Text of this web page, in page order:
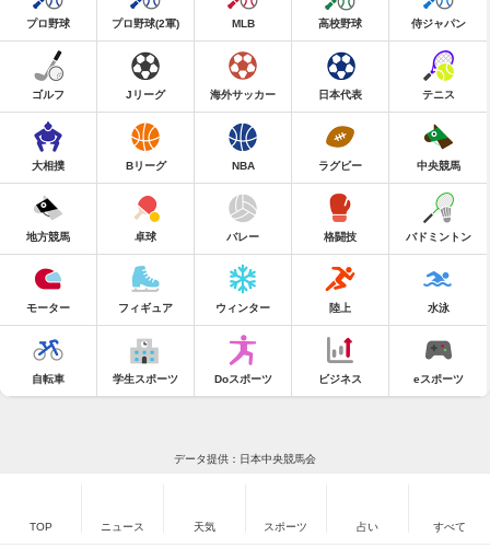
プロ野球 プロ野球(2軍) MLB 高校野球 侍ジャパン
ゴルフ Jリーグ 海外サッカー 日本代表 テニス
大相撲 Bリーグ NBA ラグビー 中央競馬
地方競馬 卓球 バレー 格闘技 バドミントン
モーター フィギュア ウィンター 陸上 水泳
自転車 学生スポーツ Doスポーツ ビジネス eスポーツ
データ提供：日本中央競馬会
TOP ニュース 天気 スポーツ 占い すべて